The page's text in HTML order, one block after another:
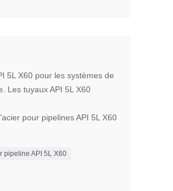
5L X60 pour les systèmes de
Les tuyaux API 5L X60
pour pipelines API 5L X60
pipeline API 5L X60